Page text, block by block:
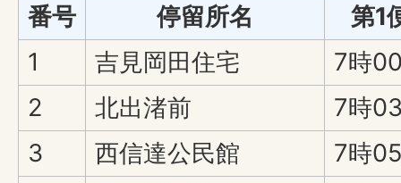
番号
停留所名
第1
1
吉見岡田住宅
7時
2
北出渚前
7時
3
西信達公民館
7時